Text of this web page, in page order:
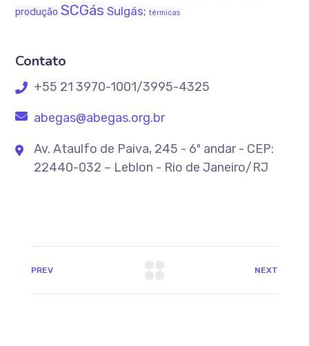
produção SCGás Sulgás; térmicas
Contato
+55 21 3970-1001/3995-4325
abegas@abegas.org.br
Av. Ataulfo de Paiva, 245 - 6º andar - CEP:
22440-032 – Leblon - Rio de Janeiro/RJ
PREV NEXT